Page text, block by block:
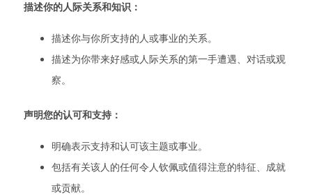
描述你的人际关系和知识：
描述你与你所支持的人或事业的关系。
描述为你带来好感或人际关系的第一手遭遇、对话或观
察。
声明您的认可和支持：
明确表示支持和认可该主题或事业。
包括有关该人的任何令人钦佩或值得注意的特征、成就
或贡献。